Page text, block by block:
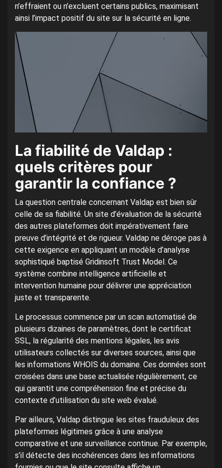
n’effraient ou n’excluent certains publics, maximisant
ainsi l’impact positif du site sur la sécurité en ligne.
La fiabilité de Valdap :
quels critères pour
garantir la confiance ?
La question centrale concernant Valdap est bien sûr
celle de sa fiabilité. Un site d’évaluation de la sécurité
des autres plateformes doit impérativement faire
preuve d’intégrité et de rigueur. Valdap ne déroge pas à
cette exigence en appliquant un modèle d’analyse
sophistiqué baptisé Gridinsoft Trust Model. Ce
système combine intelligence artificielle et
intervention humaine pour délivrer une appréciation
juste et transparente.
Le processus commence par un scan automatisé de
plusieurs dizaines de paramètres, dont le certificat
SSL, la régularité des mentions légales, les avis
utilisateurs collectés sur diverses sources, ainsi que
les informations WHOIS du domaine. Ces données sont
croisées dans une base actualisée régulièrement, ce
qui garantit une compréhension fine et précise du
contexte d’utilisation du site web évalué.
Par ailleurs, Valdap distingue les sites frauduleux des
plateformes légitimes grâce à une analyse
comparative et une surveillance continue. Par exemple,
s’il détecte des incohérences dans les informations